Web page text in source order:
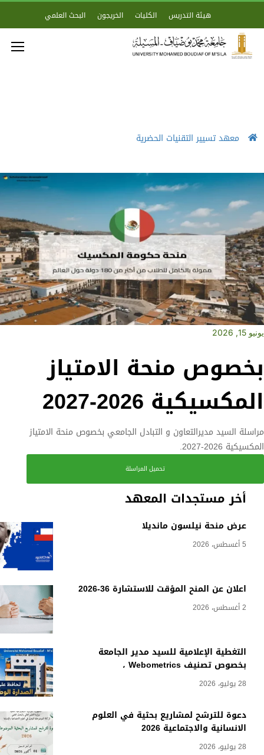
هيئة التدريس الكليات الخريجون البحث العلمي
معهد تسيير التقنيات الحضرية
أخر مستجدات المعهد
عرض منحة نيلسون مانديلا
5 أغسطس، 2026
اعلان عن المنح المؤقت للاستشارة 36-2026
2 أغسطس، 2026
التغطية الإعلامية للسيد مدير الجامعة
بخصوص تصنيف Webometrics ،
28 يوليو، 2026
دعوة للترشح لمشاريع بحثية في العلوم
الانسانية والاجتماعية 2026
28 يوليو، 2026
يونيو 15, 2026
بخصوص منحة الامتياز
المكسيكية 2026-2027
مراسلة السيد مديرالتعاون و التبادل الجامعي بخصوص منحة الامتياز
المكسيكية 2026-2027.
تحميل المراسلة